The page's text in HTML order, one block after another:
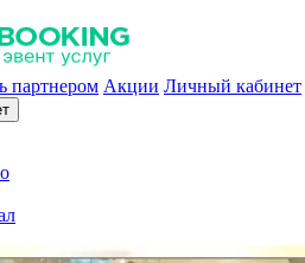
партнером Акции Личный кабинет